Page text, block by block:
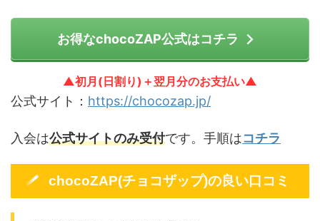
お得なchocoZAP公式はコチラ
▲初月(日割り)＋翌月分のお支払い▲
公式サイト： https://chocozap.jp/
入会は公式サイトのみ受付です。手順はコチラ
chocoZAP(チョコザップ)の良い口コミ